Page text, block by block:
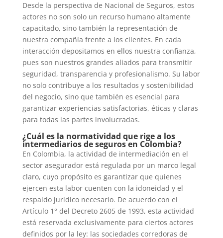
Desde la perspectiva de Nacional de Seguros, estos
actores no son solo un recurso humano altamente
capacitado, sino también la representación de
nuestra compañía frente a los clientes. En cada
interacción depositamos en ellos nuestra confianza,
pues son nuestros grandes aliados para transmitir
seguridad, transparencia y profesionalismo. Su labor
no solo contribuye a los resultados y sostenibilidad
del negocio, sino que también es esencial para
garantizar experiencias satisfactorias, éticas y claras
para todas las partes involucradas.
¿Cuál es la normatividad que rige a los
intermediarios de seguros en Colombia?
En Colombia, la actividad de intermediación en el
sector asegurador está regulada por un marco legal
claro, cuyo propósito es garantizar que quienes
ejercen esta labor cuenten con la idoneidad y el
respaldo jurídico necesario. De acuerdo con el
Artículo 1° del Decreto 2605 de 1993, esta actividad
está reservada exclusivamente para ciertos actores
definidos por la ley: las sociedades corredoras de